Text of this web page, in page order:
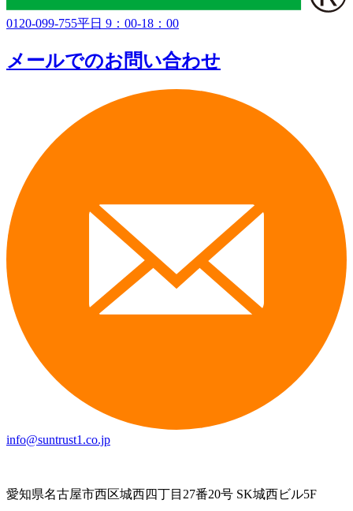
0120-099-755平日 9：00-18：00
メールでのお問い合わせ
info@suntrust1.co.jp
愛知県名古屋市西区城西四丁目27番20号 SK城西ビル5F